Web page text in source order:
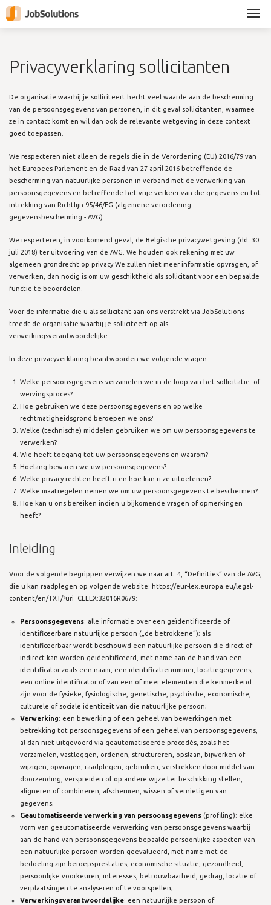
×
Privacyverklaring sollicitanten
De organisatie waarbij je solliciteert hecht veel waarde aan de bescherming
van de persoonsgegevens van personen, in dit geval sollicitanten, waarmee
ze in contact komt en wil dan ook de relevante wetgeving in deze context
goed toepassen.
We respecteren niet alleen de regels die in de Verordening (EU) 2016/79 van
het Europees Parlement en de Raad van 27 april 2016 betreffende de
bescherming van natuurlijke personen in verband met de verwerking van
persoonsgegevens en betreffende het vrije verkeer van die gegevens en tot
intrekking van Richtlijn 95/46/EG (algemene verordening
gegevensbescherming - AVG).
We respecteren, in voorkomend geval, de Belgische privacywetgeving (dd. 30
juli 2018) ter uitvoering van de AVG. We houden ook rekening met uw
algemeen grondrecht op privacy We zullen niet meer informatie opvragen, of
verwerken, dan nodig is om uw geschiktheid als sollicitant voor een bepaalde
functie te beoordelen.
Voor de informatie die u als sollicitant aan ons verstrekt via JobSolutions
treedt de organisatie waarbij je solliciteert op als
verwerkingsverantwoordelijke.
In deze privacyverklaring beantwoorden we volgende vragen:
Welke persoonsgegevens verzamelen we in de loop van het sollicitatie- of
wervingsproces?
Hoe gebruiken we deze persoonsgegevens en op welke
rechtmatigheidsgrond beroepen we ons?
Welke (technische) middelen gebruiken we om uw persoonsgegevens te
verwerken?
Wie heeft toegang tot uw persoonsgegevens en waarom?
Hoelang bewaren we uw persoonsgegevens?
Welke privacy rechten heeft u en hoe kan u ze uitoefenen?
Welke maatregelen nemen we om uw persoonsgegevens te beschermen?
Hoe kan u ons bereiken indien u bijkomende vragen of opmerkingen
heeft?
Inleiding
Voor de volgende begrippen verwijzen we naar art. 4, “Definities” van de AVG,
die u kan raadplegen op volgende website: https://eur-lex.europa.eu/legal-
content/en/TXT/?uri=CELEX:32016R0679:
Persoonsgegevens: alle informatie over een geïdentificeerde of
identificeerbare natuurlijke persoon („de betrokkene”); als
identificeerbaar wordt beschouwd een natuurlijke persoon die direct of
indirect kan worden geïdentificeerd, met name aan de hand van een
identificator zoals een naam, een identificatienummer, locatiegegevens,
een online identificator of van een of meer elementen die kenmerkend
zijn voor de fysieke, fysiologische, genetische, psychische, economische,
culturele of sociale identiteit van die natuurlijke persoon;
Verwerking: een bewerking of een geheel van bewerkingen met
betrekking tot persoonsgegevens of een geheel van persoonsgegevens,
al dan niet uitgevoerd via geautomatiseerde procedés, zoals het
verzamelen, vastleggen, ordenen, structureren, opslaan, bijwerken of
wijzigen, opvragen, raadplegen, gebruiken, verstrekken door middel van
doorzending, verspreiden of op andere wijze ter beschikking stellen,
aligneren of combineren, afschermen, wissen of vernietigen van
gegevens;
Geautomatiseerde verwerking van persoonsgegevens (profiling): elke
vorm van geautomatiseerde verwerking van persoonsgegevens waarbij
aan de hand van persoonsgegevens bepaalde persoonlijke aspecten van
een natuurlijke persoon worden geëvalueerd, met name met de
bedoeling zijn beroepsprestaties, economische situatie, gezondheid,
persoonlijke voorkeuren, interesses, betrouwbaarheid, gedrag, locatie of
verplaatsingen te analyseren of te voorspellen;
Verwerkingsverantwoordelijke: een natuurlijke persoon of